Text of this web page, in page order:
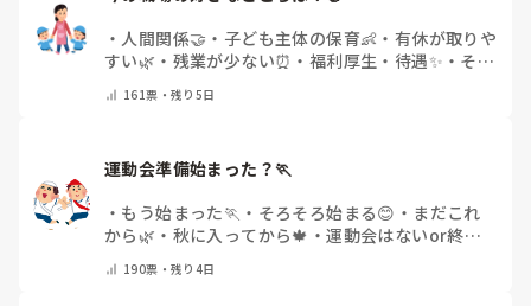
・ 人間関係🤝 ・ 子ども主体の保育👶 ・ 有休が取りや
すい🌿 ・ 残業が少ない⏰ ・ 福利厚生・待遇✨ ・ その
161票・残り5日
運動会準備始まった？🏃
・ もう始まった🏃 ・ そろそろ始まる😊 ・ まだこれ
から🌿 ・ 秋に入ってから🍁 ・運動会はないor終わ
190票・残り4日